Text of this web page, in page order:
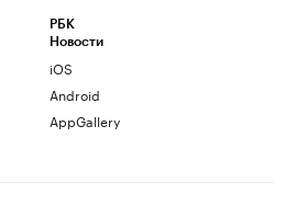
РБК
Новости
iOS
Android
AppGallery